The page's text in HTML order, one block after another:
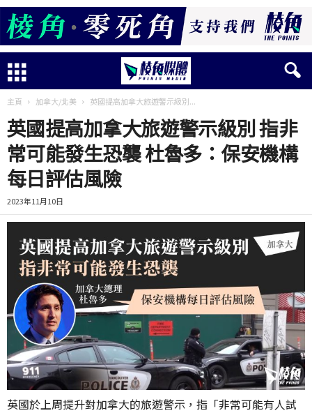
主頁 加拿大/北美 英國提高加拿大旅遊警示級別...
英國提高加拿大旅遊警示級別 指非
常可能發生恐襲 杜魯多：保安機構
每日評估風險
2023年11月10日
英國於上周提升對加拿大的旅遊警示，指「非常可能有人試